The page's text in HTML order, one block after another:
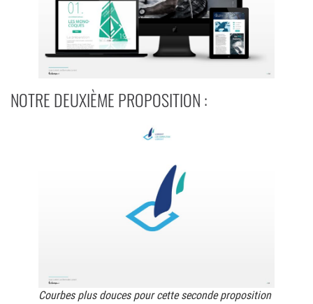
NOTRE DEUXIÈME PROPOSITION :
Courbes plus douces pour cette seconde proposition